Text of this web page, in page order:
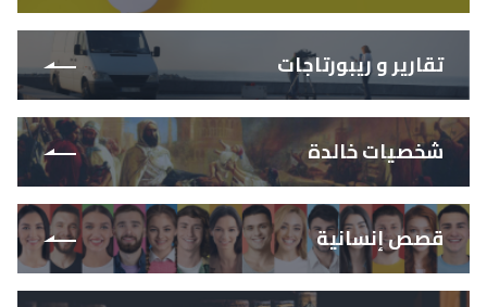
تقارير و ريبورتاجات
شخصيات خالدة
قصص إنسانية